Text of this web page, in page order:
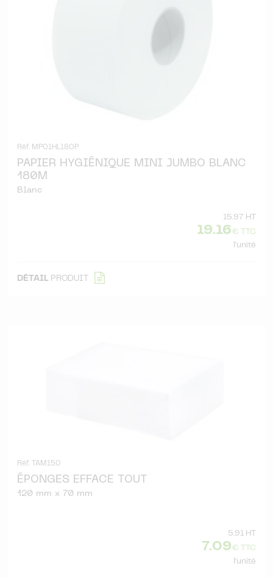
Réf. MP01HL180P
PAPIER HYGIÉNIQUE MINI JUMBO BLANC
180M
Blanc
15.97 HT
19.16€ TTC
l'unité
DÉTAIL PRODUIT
Réf. TAM150
ÉPONGES EFFACE TOUT
120 mm x 70 mm
5.91 HT
7.09€ TTC
l'unité